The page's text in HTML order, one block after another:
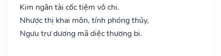
Kim ngân tài cốc tiệm vô chi.
Nhược thị khai môn, tính phóng thủy,
Ngưu trư dương mã diệc thương bi.